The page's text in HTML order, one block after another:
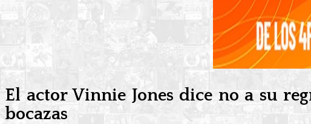
El actor Vinnie Jones dice no a su
bocazas